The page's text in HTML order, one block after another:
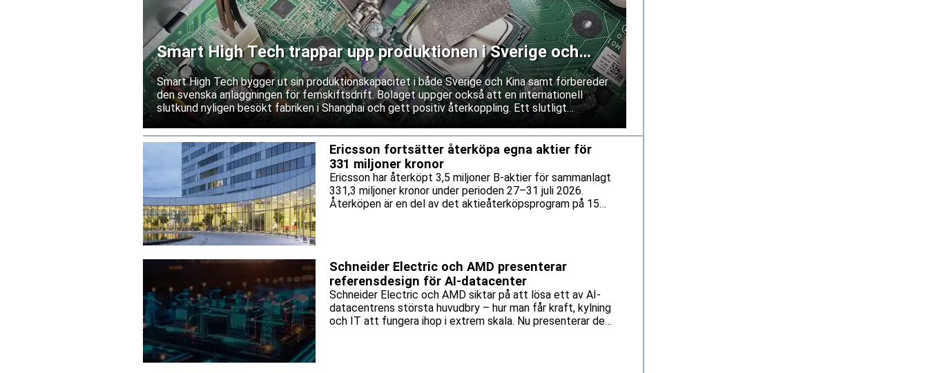
Smart High Tech trappar upp produktionen i Sverige och
Kina
Smart High Tech bygger ut sin produktionskapacitet i både Sverige och Kina samt förbereder
den svenska anläggningen för femskiftsdrift. Bolaget uppger också att en internationell
slutkund nyligen besökt fabriken i Shanghai och gett positiv återkoppling. Ett slutligt
leverantörsgodkännande inväntas dock fortfarande.
Ericsson fortsätter återköpa egna aktier för
331 miljoner kronor
Ericsson har återköpt 3,5 miljoner B-aktier för sammanlagt
331,3 miljoner kronor under perioden 27–31 juli 2026.
Återköpen är en del av det aktieåterköpsprogram på 15
Schneider Electric och AMD presenterar
referensdesign för AI-datacenter
Schneider Electric och AMD siktar på att lösa ett av AI-
datacentrens största huvudbry – hur man får kraft, kylning
och IT att fungera ihop i extrem skala. Nu presenterar de